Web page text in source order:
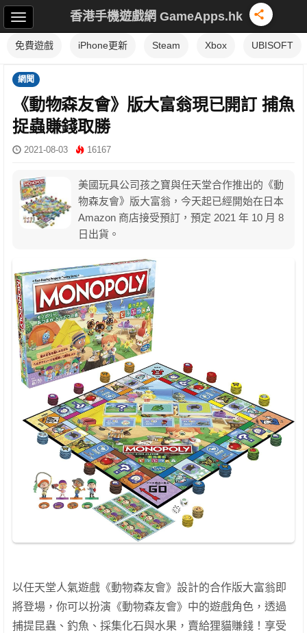
香港手機遊戲網 GameApps.hk
免費遊戲 iPhone更新 Steam Xbox UBISOFT
網聞
《動物森友會》版大富翁現已開訂 捕魚
捉蟲賺錢取勝
2021-08-03 16167
美國玩具公司孩之寶與任天堂合作推出的《動
物森友會》版大富翁，今天起已經開始在日本
Amazon 商店接受預訂，預定 2021 年 10 月 8
日出貨。
以任天堂人氣遊戲《動物森友會》設計的合作版大富翁即
將登場，你可以扮演《動物森友會》中的遊戲角色，透過
捕提昆蟲、釣魚、採集化石與水果，賣給狸貓賺錢！享受